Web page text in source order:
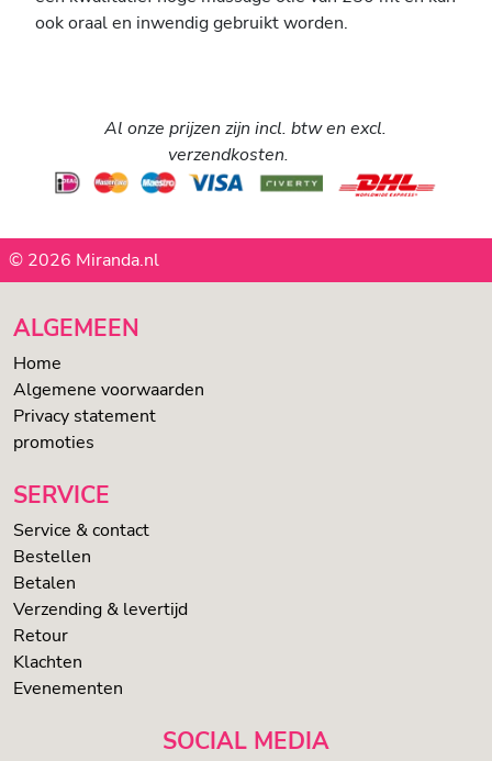
ook oraal en inwendig gebruikt worden.
Al onze prijzen zijn incl. btw en excl.
verzendkosten.
© 2026 Miranda.nl
ALGEMEEN
Home
Algemene voorwaarden
Privacy statement
promoties
SERVICE
Service & contact
Bestellen
Betalen
Verzending & levertijd
Retour
Klachten
Evenementen
SOCIAL MEDIA